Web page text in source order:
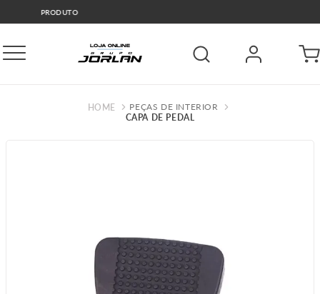
PEÇAS DE INTERIOR
CAPA DE PEDAL